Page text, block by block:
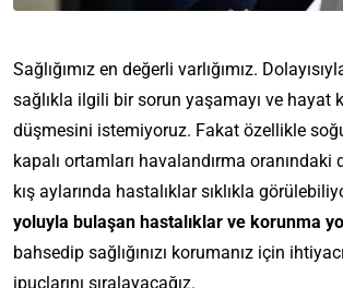
Sağlığımız en değerli varlığımız.
sağlıkla ilgili bir sorun yaşamayı ve hayat
düşmesini istemiyoruz. Fakat özellikle
kapalı ortamları havalandırma
kış aylarında hastalıklar sıklıkla
yoluyla bulaşan hastalıklar ve korunma
bahsedip sağlığınızı korumanız için
ipuçlarını sıralayacağız.